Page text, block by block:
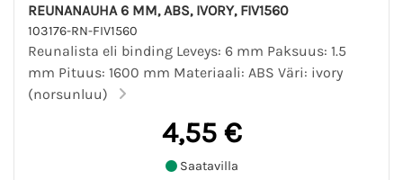
REUNANAUHA 6 MM, ABS, IVORY, FIV1560
103176-RN-FIV1560
Reunalista eli binding Leveys: 6 mm Paksuus: 1.5
mm Pituus: 1600 mm Materiaali: ABS Väri: ivory
(norsunluu)
4,55 €
Saatavilla